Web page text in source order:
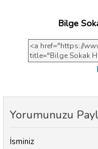
Bilge
Yorumunuzu
İsminiz